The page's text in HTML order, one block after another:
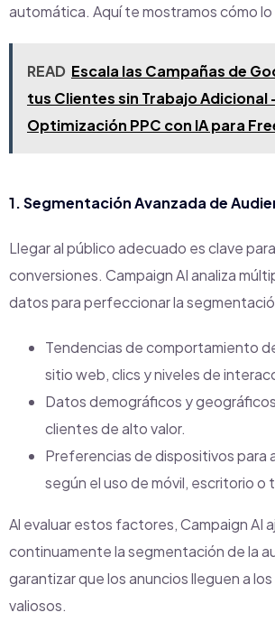
automática. Aquí te mostramos cómo lo
READ Escala las Campañas de
tus Clientes sin Trabajo Adicional
Optimización PPC con IA para
1. Segmentación Avanzada de
Llegar al público adecuado es clave
conversiones. Campaign AI analiza
datos para perfeccionar la
Tendencias de comportamiento
sitio web, clics y niveles de
Datos demográficos y
clientes de alto valor.
Preferencias de dispositivos para
según el uso de móvil, escritorio o
Al evaluar estos factores, Campaign AI
continuamente la segmentación de la
garantizar que los anuncios lleguen a
valiosos.